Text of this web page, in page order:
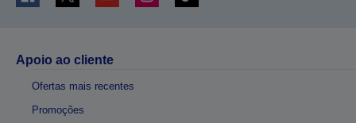
Apoio ao cliente
Ofertas mais recentes
Promoções